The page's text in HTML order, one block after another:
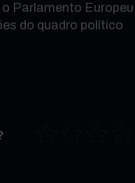
Parlamento Europeu
do quadro político